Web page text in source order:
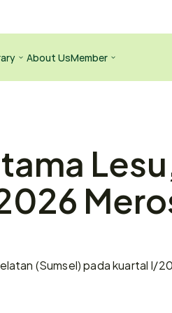
About UsMember
(Sumsel) pada kuartal I/